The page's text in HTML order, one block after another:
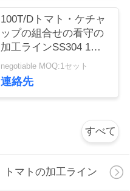
100T/Dトマト・ケチャ
ップの組合せの看守の
加工ラインSS304 1停
止サービス
negotiable MOQ:1セット
連絡先
すべて
トマトの加工ライン